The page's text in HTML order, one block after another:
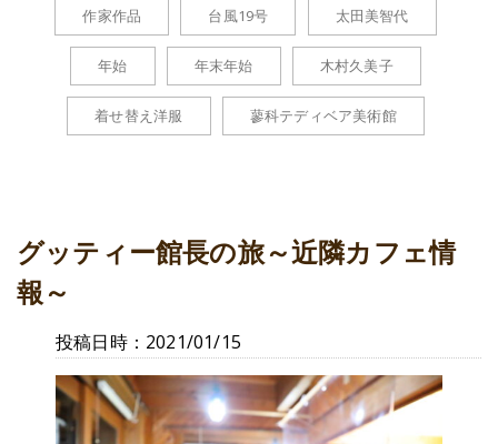
作家作品 台風19号 太田美智代
年始 年末年始 木村久美子
着せ替え洋服 蓼科テディベア美術館
グッティー館長の旅～近隣カフェ情
報～
投稿日時：2021/01/15